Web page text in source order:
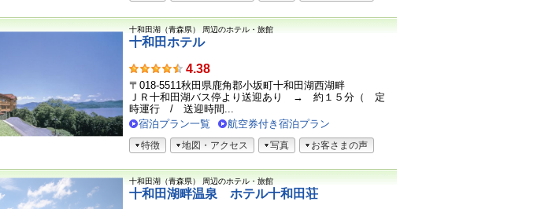
十和田湖（青森県） 周辺のホテル・旅館
十和田ホテル
お
客
さ
ま
の
声
4.38
〒018-5511秋田県鹿角郡小坂町十和田湖西湖畔
ＪＲ十和田湖バス停より送迎あり → 約１５分（ 定
時運行 / 送迎時間...
宿泊プラン一覧
航空券付き宿泊プラン
特徴 地図・アクセス 写真 お客さまの声
十和田湖（青森県） 周辺のホテル・旅館
十和田湖畔温泉 ホテル十和田荘